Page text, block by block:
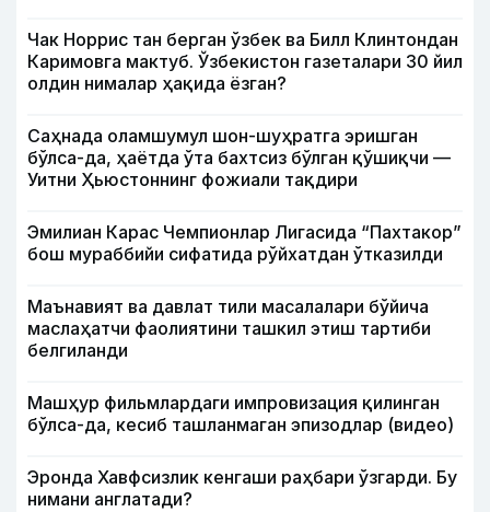
Чак Норрис тан берган ўзбек ва Билл Клинтондан
Каримовга мактуб. Ўзбекистон газеталари 30 йил
олдин нималар ҳақида ёзган?
Саҳнада оламшумул шон-шуҳратга эришган
бўлса-да, ҳаётда ўта бахтсиз бўлган қўшиқчи —
Уитни Ҳьюстоннинг фожиали тақдири
Эмилиан Карас Чемпионлар Лигасида “Пахтакор”
бош мураббийи сифатида рўйхатдан ўтказилди
Маънавият ва давлат тили масалалари бўйича
маслаҳатчи фаолиятини ташкил этиш тартиби
белгиланди
Машҳур фильмлардаги импровизация қилинган
бўлса-да, кесиб ташланмаган эпизодлар (видео)
Эронда Хавфсизлик кенгаши раҳбари ўзгарди. Бу
нимани англатади?